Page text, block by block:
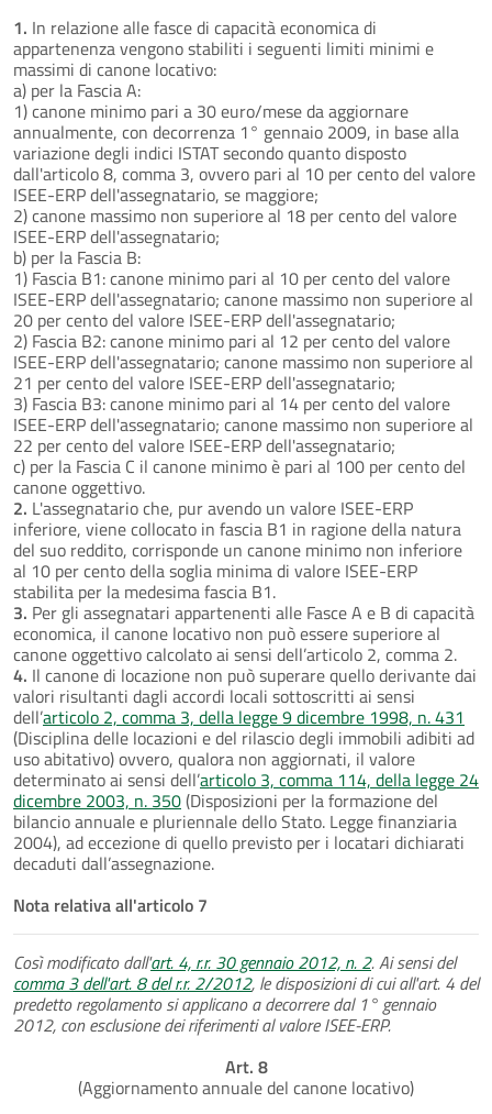
1. In relazione alle fasce di capacità economica di
appartenenza vengono stabiliti i seguenti limiti minimi e
massimi di canone locativo:
a) per la Fascia A:
1) canone minimo pari a 30 euro/mese da aggiornare
annualmente, con decorrenza 1° gennaio 2009, in base alla
variazione degli indici ISTAT secondo quanto disposto
dall'articolo 8, comma 3, ovvero pari al 10 per cento del valore
ISEE-ERP dell'assegnatario, se maggiore;
2) canone massimo non superiore al 18 per cento del valore
ISEE-ERP dell'assegnatario;
b) per la Fascia B:
1) Fascia B1: canone minimo pari al 10 per cento del valore
ISEE-ERP dell'assegnatario; canone massimo non superiore al
20 per cento del valore ISEE-ERP dell'assegnatario;
2) Fascia B2: canone minimo pari al 12 per cento del valore
ISEE-ERP dell'assegnatario; canone massimo non superiore al
21 per cento del valore ISEE-ERP dell'assegnatario;
3) Fascia B3: canone minimo pari al 14 per cento del valore
ISEE-ERP dell'assegnatario; canone massimo non superiore al
22 per cento del valore ISEE-ERP dell'assegnatario;
c) per la Fascia C il canone minimo è pari al 100 per cento del
canone oggettivo.
2. L'assegnatario che, pur avendo un valore ISEE-ERP
inferiore, viene collocato in fascia B1 in ragione della natura
del suo reddito, corrisponde un canone minimo non inferiore
al 10 per cento della soglia minima di valore ISEE-ERP
stabilita per la medesima fascia B1.
3. Per gli assegnatari appartenenti alle Fasce A e B di capacità
economica, il canone locativo non può essere superiore al
canone oggettivo calcolato ai sensi dell’articolo 2, comma 2.
4. Il canone di locazione non può superare quello derivante dai
valori risultanti dagli accordi locali sottoscritti ai sensi
dell’articolo 2, comma 3, della legge 9 dicembre 1998, n. 431
(Disciplina delle locazioni e del rilascio degli immobili adibiti ad
uso abitativo) ovvero, qualora non aggiornati, il valore
determinato ai sensi dell’articolo 3, comma 114, della legge 24
dicembre 2003, n. 350(Disposizioni per la formazione del
bilancio annuale e pluriennale dello Stato. Legge finanziaria
2004), ad eccezione di quello previsto per i locatari dichiarati
decaduti dall’assegnazione.
Nota relativa all'articolo 7
Così modificato dall'art. 4, r.r. 30 gennaio 2012, n. 2. Ai sensi del
comma 3 dell'art. 8 del r.r. 2/2012, le disposizioni di cui all'art. 4 del
predetto regolamento si applicano a decorrere dal 1° gennaio
2012, con esclusione dei riferimenti al valore ISEE-ERP.
Art. 8
(Aggiornamento annuale del canone locativo)